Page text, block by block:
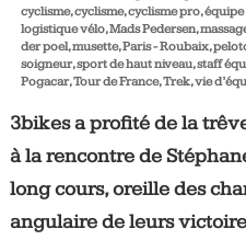
cyclisme,cyclisme,cyclisme pro,
logistique vélo,Mads Pedersen,
der poel,musette,Paris - Roubaix,
soigneur,sport de haut niveau,staff
Pogacar,Tour de France,Trek,vie
3bikes a profité dela
à la rencontre de
long cours, oreille des
angulaire de leurs